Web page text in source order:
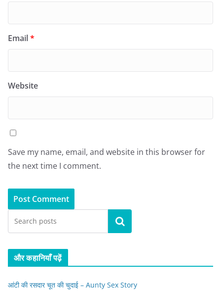
Email*
Website
Save my name, email, and website in this browser for
the next time I comment.
Search
और कहानियाँ पढ़ें
आंटी की रसदार चूत की चुदाई – Aunty Sex Story